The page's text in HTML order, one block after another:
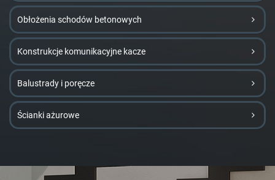
Obłożenia schodów betonowych
Konstrukcje komunikacyjne kacze
Balustrady i poręcze
Ścianki ażurowe